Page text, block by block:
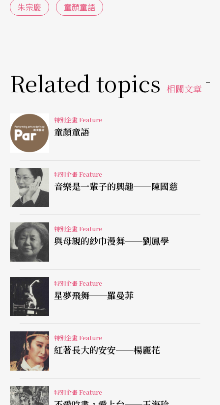
從吹著最拿手的口琴招牌曲〈高山靑〉、〈虹彩妹
在上演著。
朱宗慶 童顏童語
Related topics 相關文章
特別企畫 Feature
童顏童語
特別企畫 Feature
音樂是一輩子的興趣──陳國慈
特別企畫 Feature
與母親的紗巾漫舞──劉鳳學
特別企畫 Feature
星夢飛舞──羅曼菲
特別企畫 Feature
紅著長大的安安──楊麗花
特別企畫 Feature